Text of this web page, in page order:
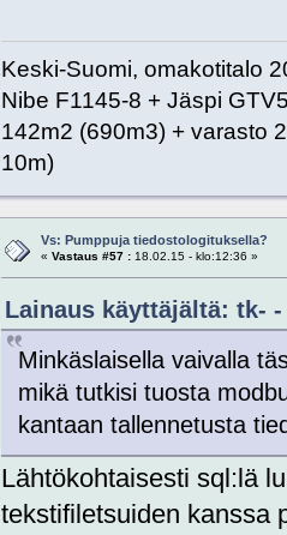
Keski-Suomi, omakotitalo
Nibe F1145-8 + Jäspi
142m2 (690m3) + varasto
10m)
Vs: Pumppuja tiedostologituksella?
« Vastaus #57 :18.02.15 - klo:12:36 »
Lainaus käyttäjältä: tk- -
Minkäslaisella vaivalla
mikä tutkisi tuosta
kantaan tallennetusta
Lähtökohtaisesti sql:lä
tekstifiletsuiden kanssa